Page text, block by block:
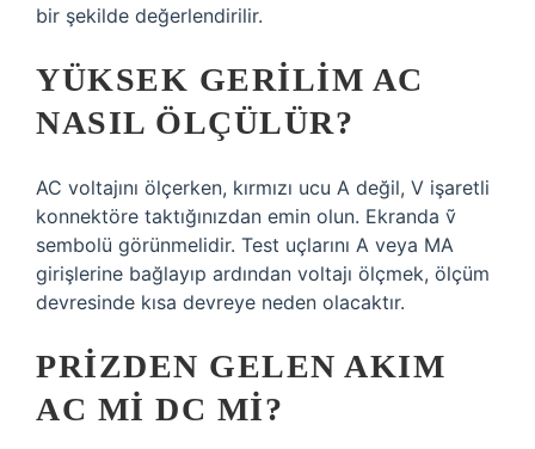
bir şekilde değerlendirilir.
YÜKSEK GERILIM AC
NASIL ÖLÇÜLÜR?
AC voltajını ölçerken, kırmızı ucu A değil, V işaretli
konnektöre taktığınızdan emin olun. Ekranda ṽ
sembolü görünmelidir. Test uçlarını A veya MA
girişlerine bağlayıp ardından voltajı ölçmek, ölçüm
devresinde kısa devreye neden olacaktır.
PRIZDEN GELEN AKIM
AC MI DC MI?